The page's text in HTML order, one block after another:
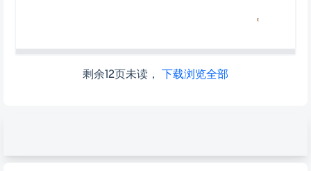
剩余12页未读， 下载浏览全部